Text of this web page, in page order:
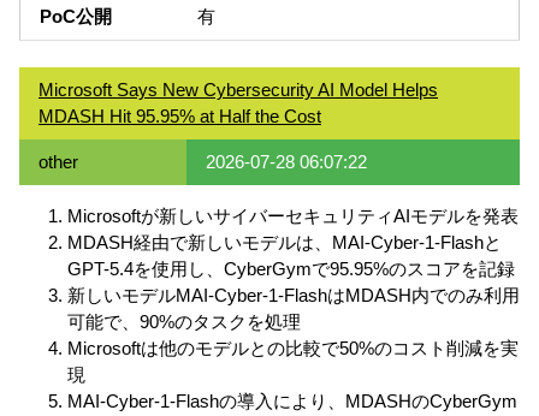
PoC公開 有
Microsoft Says New Cybersecurity AI Model Helps
MDASH Hit 95.95% at Half the Cost
other 2026-07-28 06:07:22
Microsoftが新しいサイバーセキュリティAIモデルを発表
MDASH経由で新しいモデルは、MAI-Cyber-1-Flashと
GPT-5.4を使用し、CyberGymで95.95%のスコアを記録
新しいモデルMAI-Cyber-1-FlashはMDASH内でのみ利用
可能で、90%のタスクを処理
Microsoftは他のモデルとの比較で50%のコスト削減を実
現
MAI-Cyber-1-Flashの導入により、MDASHのCyberGym